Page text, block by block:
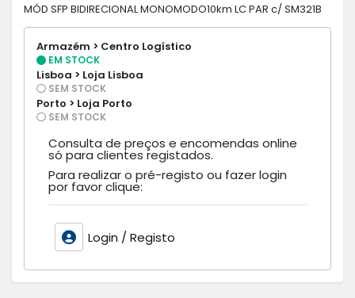
MÓD SFP BIDIRECIONAL MONOMODO10km LC PAR c/ SM321B
Armazém > Centro Logístico
EM STOCK
Lisboa > Loja Lisboa
SEM STOCK
Porto > Loja Porto
SEM STOCK
Consulta de preços e encomendas online
só para clientes registados.
Para realizar o pré-registo ou fazer login
por favor clique:
Login / Registo